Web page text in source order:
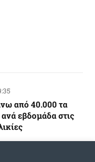
από 40.000 τα
εβδομάδα στις